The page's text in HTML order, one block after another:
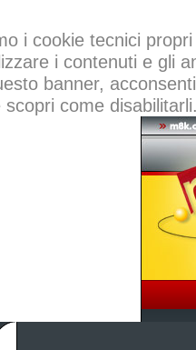
i cookie tecnici
i contenuti e gli
banner,
scopri come